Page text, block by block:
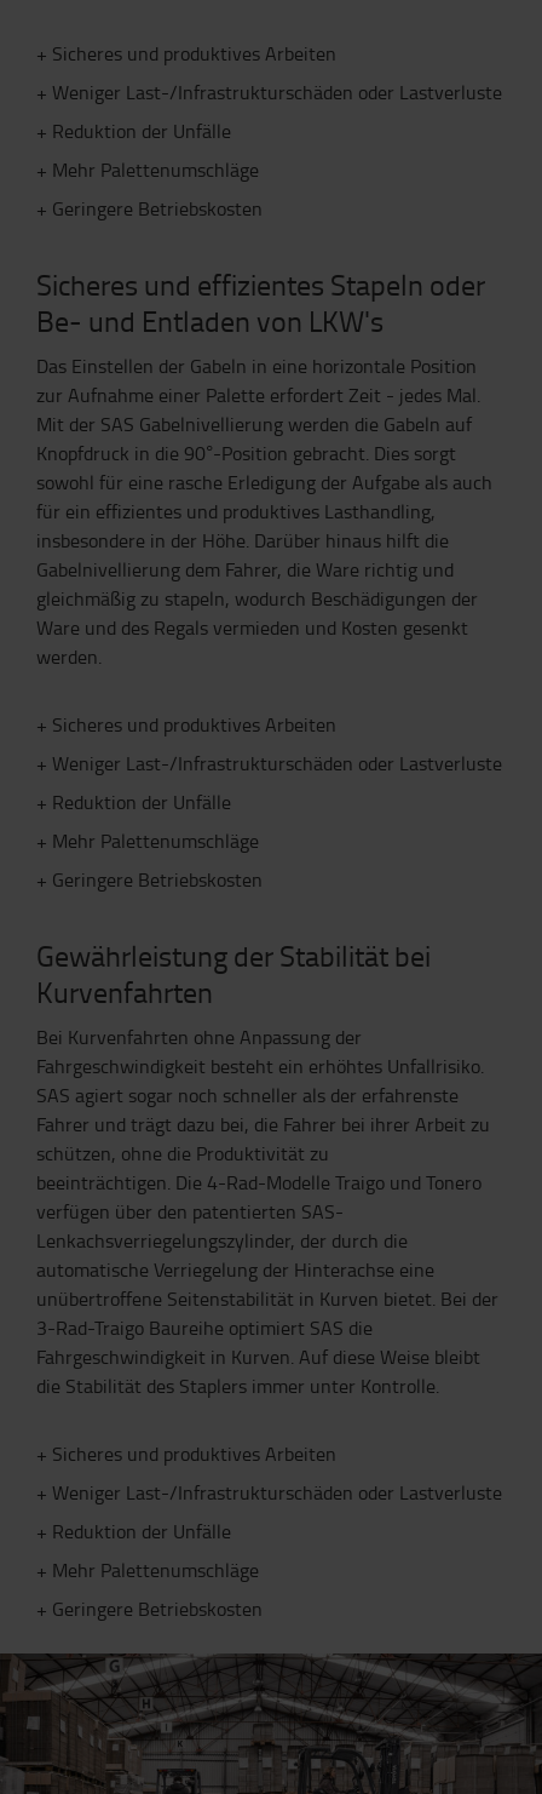
+ Sicheres und produktives Arbeiten
+ Weniger Last-/Infrastrukturschäden oder Lastverluste
+ Reduktion der Unfälle
+ Mehr Palettenumschläge
+ Geringere Betriebskosten
Sicheres und effizientes Stapeln oder
Be- und Entladen von LKW's
Das Einstellen der Gabeln in eine horizontale Position
zur Aufnahme einer Palette erfordert Zeit - jedes Mal.
Mit der SAS Gabelnivellierung werden die Gabeln auf
Knopfdruck in die 90°-Position gebracht. Dies sorgt
sowohl für eine rasche Erledigung der Aufgabe als auch
für ein effizientes und produktives Lasthandling,
insbesondere in der Höhe. Darüber hinaus hilft die
Gabelnivellierung dem Fahrer, die Ware richtig und
gleichmäßig zu stapeln, wodurch Beschädigungen der
Ware und des Regals vermieden und Kosten gesenkt
werden.
+ Sicheres und produktives Arbeiten
+ Weniger Last-/Infrastrukturschäden oder Lastverluste
+ Reduktion der Unfälle
+ Mehr Palettenumschläge
+ Geringere Betriebskosten
Gewährleistung der Stabilität bei
Kurvenfahrten
Bei Kurvenfahrten ohne Anpassung der
Fahrgeschwindigkeit besteht ein erhöhtes Unfallrisiko.
SAS agiert sogar noch schneller als der erfahrenste
Fahrer und trägt dazu bei, die Fahrer bei ihrer Arbeit zu
schützen, ohne die Produktivität zu
beeinträchtigen. Die 4-Rad-Modelle Traigo und Tonero
verfügen über den patentierten SAS-
Lenkachsverriegelungszylinder, der durch die
automatische Verriegelung der Hinterachse eine
unübertroffene Seitenstabilität in Kurven bietet. Bei der
3-Rad-Traigo Baureihe optimiert SAS die
Fahrgeschwindigkeit in Kurven. Auf diese Weise bleibt
die Stabilität des Staplers immer unter Kontrolle.
+ Sicheres und produktives Arbeiten
+ Weniger Last-/Infrastrukturschäden oder Lastverluste
+ Reduktion der Unfälle
+ Mehr Palettenumschläge
+ Geringere Betriebskosten